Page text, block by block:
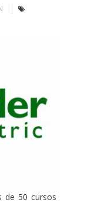
de 50 cursos